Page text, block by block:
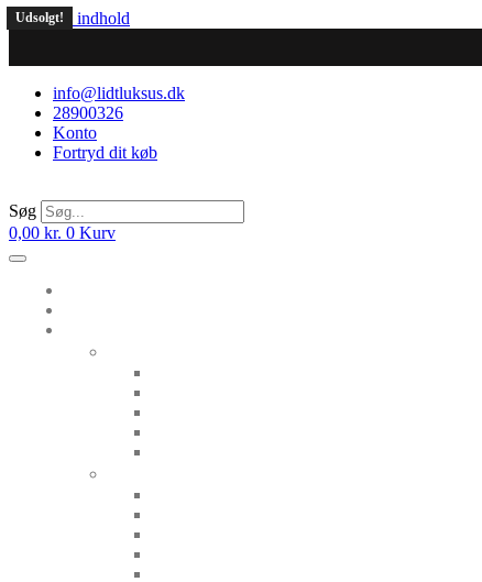
Videre til indhold
info@lidtluksus.dk
28900326
Konto
Fortryd dit køb
Søg
0,00 kr. 0 Kurv
Udsolgt!